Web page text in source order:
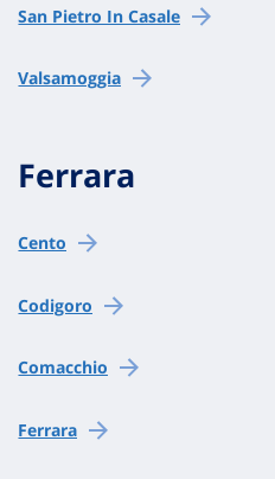
San Pietro In Casale
Valsamoggia
Ferrara
Cento
Codigoro
Comacchio
Ferrara